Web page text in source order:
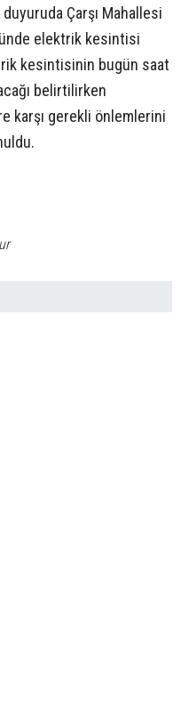
Çarşı Mahallesi
elektrik kesintisi
kesintisinin bugün saat
belirtilirken
karşı gerekli önlemlerini